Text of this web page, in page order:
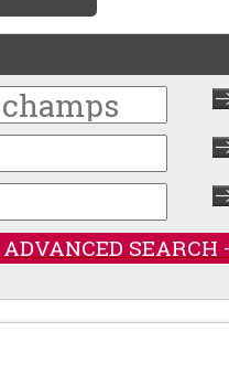
ADVANCED SEARCH